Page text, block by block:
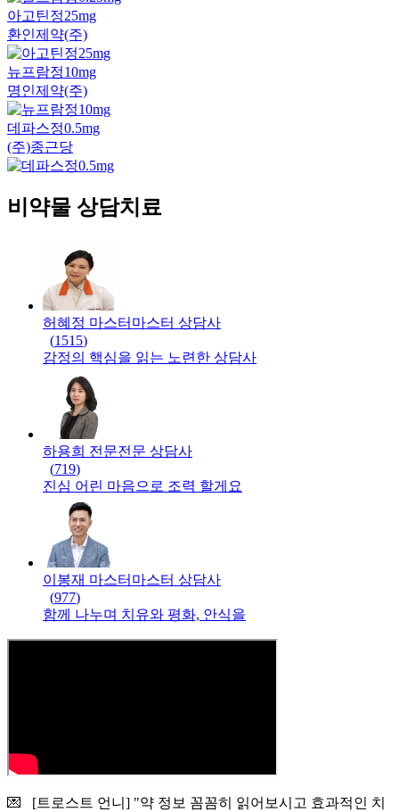
아고틴정25mg
환인제약(주)
뉴프람정10mg
명인제약(주)
데파스정0.5mg
(주)종근당
비약물 상담치료
허혜정 마스터 마스터 상담사
(1515)
감정의 핵심을 읽는 노련한 상담사
하용희 전문전문 상담사
(719)
진심 어린 마음으로 조력 할게요
이봉재 마스터 마스터 상담사
(977)
함께 나누며 치유와 평화, 안식을
💌 [트로스트 언니] "약 정보 꼼꼼히 읽어보시고 효과적인 치